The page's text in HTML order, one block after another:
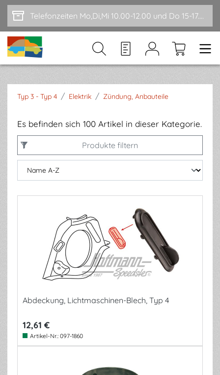
Zum Hauptinhalt springen Telefonzeiten Mo,Di,Mi 10.00-12.00 und Do 15-17.00
Typ 3 - Typ 4 / Elektrik / Zündung, Anbauteile
Es befinden sich 100 Artikel in dieser Kategorie.
Produkte filtern
Abdeckung, Lichtmaschinen-Blech, Typ 4
12,61 €
Artikel-Nr.: 097-1860